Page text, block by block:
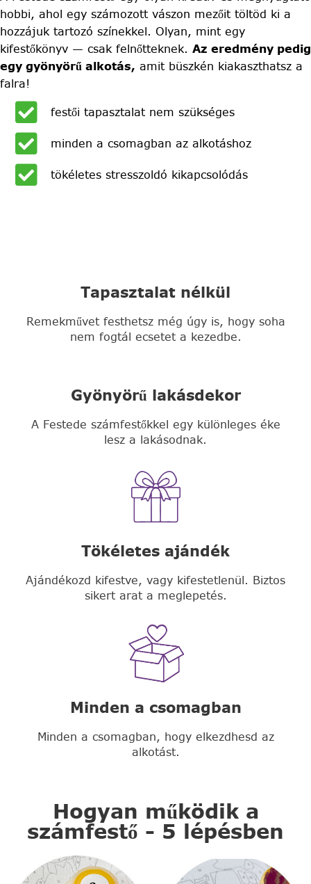
hobbi, ahol egy számozott vászon mezőit töltöd ki a
hozzájuk tartozó színekkel. Olyan, mint egy
kifestőkönyv — csak felnőtteknek. Az eredmény pedig
egy gyönyörű alkotás, amit büszkén kiakaszthatsz a
falra!
festői tapasztalat nem szükséges
minden a csomagban az alkotáshoz
tökéletes stresszoldó kikapcsolódás
Tapasztalat nélkül
Remekművet festhetsz még úgy is, hogy soha
nem fogtál ecsetet a kezedbe.
Gyönyörű lakásdekor
A Festede számfestőkkel egy különleges éke
lesz a lakásodnak.
Tökéletes ajándék
Ajándékozd kifestve, vagy kifestetlenül. Biztos
sikert arat a meglepetés.
Minden a csomagban
Minden a csomagban, hogy elkezdhesd az
alkotást.
Hogyan működik a
számfestő - 5 lépésben